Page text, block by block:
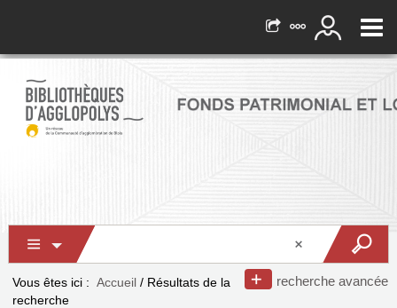
recherche avancée
Vous êtes ici : Accueil / Résultats de la
recherche